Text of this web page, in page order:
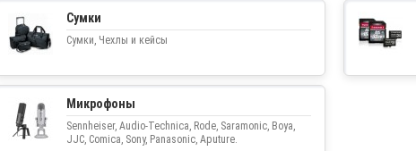
Сумки
Сумки, Чехлы и кейсы
Микрофоны
Sennheiser, Audio-Technica, Rode, Saramonic, Boya,
JJC, Comica, Sony, Panasonic, Aputure.